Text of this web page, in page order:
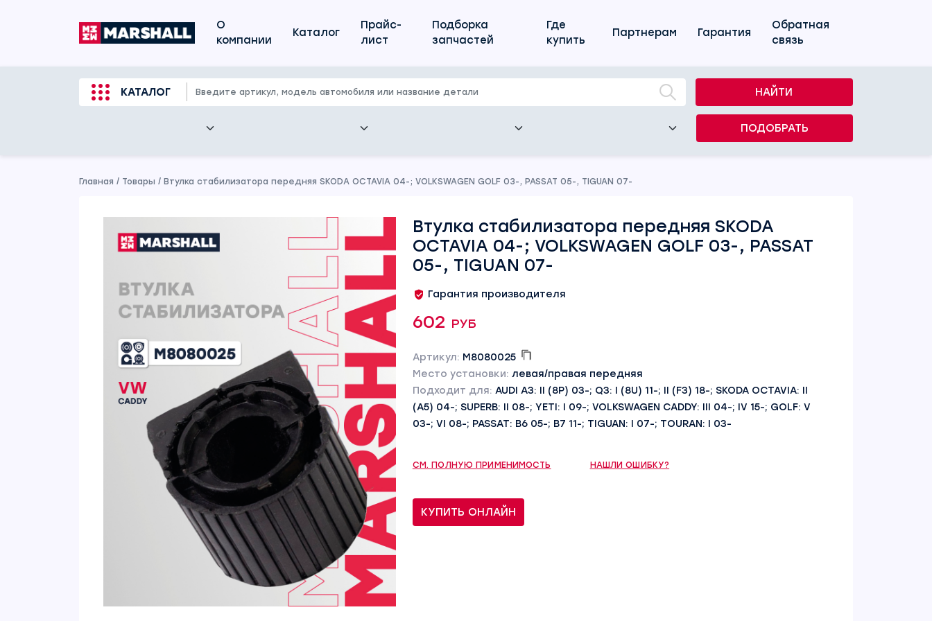
О
компании
Каталог
Прайс-
лист
Подборка
запчастей
Где
купить
Партнерам Гарантия
Обратная
связь
КАТАЛОГ НАЙТИ
ПОДОБРАТЬ
Главная / Товары / Втулка стабилизатора передняя SKODA OCTAVIA 04-; VOLKSWAGEN GOLF 03-, PASSAT 05-, TIGUAN 07-
Втулка стабилизатора передняя SKODA
OCTAVIA 04-; VOLKSWAGEN GOLF 03-, PASSAT
05-, TIGUAN 07-
Гарантия производителя
602 руб
Артикул: M8080025
Место установки: левая/правая передняя
Подходит для: AUDI A3: II (8P) 03-; Q3: I (8U) 11-; II (F3) 18-; SKODA OCTAVIA: II
(A5) 04-; SUPERB: II 08-; YETI: I 09-; VOLKSWAGEN CADDY: III 04-; IV 15-; GOLF: V
03-; VI 08-; PASSAT: B6 05-; B7 11-; TIGUAN: I 07-; TOURAN: I 03-
СМ. ПОЛНУЮ ПРИМЕНИМОСТЬ НАШЛИ ОШИБКУ?
КУПИТЬ ОНЛАЙН